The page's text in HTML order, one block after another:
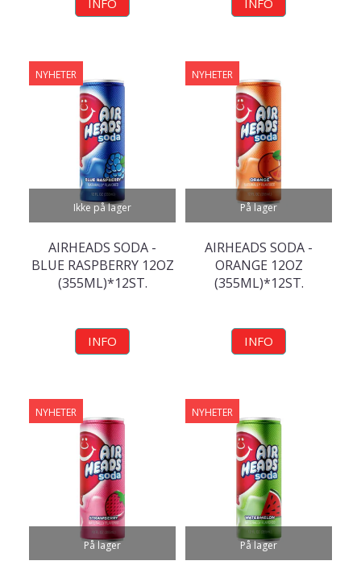
INFO INFO
Ikke på lager
NYHETER
AIRHEADS SODA -
BLUE RASPBERRY 12OZ
(355ML)*12ST.
INFO
På lager
NYHETER
AIRHEADS SODA -
ORANGE 12OZ
(355ML)*12ST.
INFO
På lager
NYHETER
På lager
NYHETER